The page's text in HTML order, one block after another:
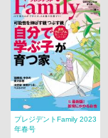
プレジデントFamily 2023
年春号